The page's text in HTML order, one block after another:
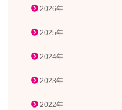
2026年
2025年
2024年
2023年
2022年